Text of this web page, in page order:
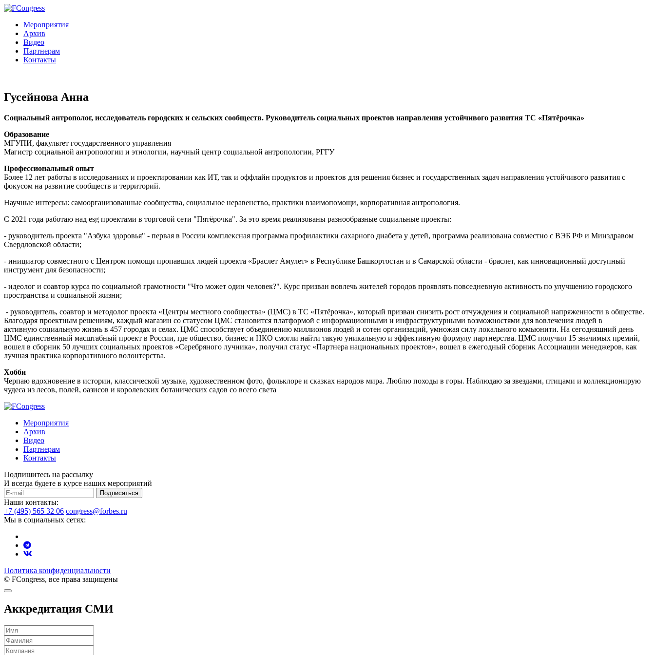
Мероприятия
Архив
Видео
Партнерам
Контакты
Гусейнова Анна
Социальный антрополог, исследователь городских и сельских сообществ. Руководитель социальных проектов направления устойчивого развития ТС «Пятёрочка»
Образование
МГУПИ, факультет государственного управления
Магистр социальной антропологии и этнологии, научный центр социальной антропологии, РГГУ
Профессиональный опыт
Более 12 лет работы в исследованиях и проектировании как ИТ, так и оффлайн продуктов и проектов для решения бизнес и государственных задач направления устойчивого развития с
фокусом на развитие сообществ и территорий.
Научные интересы: самоорганизованные сообщества, социальное неравенство, практики взаимопомощи, корпоративная антропология.
С 2021 года работаю над esg проектами в торговой сети "Пятёрочка". За это время реализованы разнообразные социальные проекты:
- руководитель проекта "Азбука здоровья" - первая в России комплексная программа профилактики сахарного диабета у детей, программа реализована совместно с ВЭБ РФ и Минздравом
Свердловской области;
- инициатор совместного с Центром помощи пропавших людей проекта «Браслет Амулет» в Республике Башкортостан и в Самарской области - браслет, как инновационный доступный
инструмент для безопасности;
- идеолог и соавтор курса по социальной грамотности "Что может один человек?". Курс призван вовлечь жителей городов проявлять повседневную активность по улучшению городского
пространства и социальной жизни;
- руководитель, соавтор и методолог проекта «Центры местного сообщества» (ЦМС) в ТС «Пятёрочка», который призван снизить рост отчуждения и социальной напряженности в обществе.
Благодаря проектным решениям, каждый магазин со статусом ЦМС становится платформой с информационными и инфраструктурными возможностями для вовлечения людей в
активную социальную жизнь в 457 городах и селах. ЦМС способствует объединению миллионов людей и сотен организаций, умножая силу локального комьюнити. На сегодняшний день
ЦМС единственный масштабный проект в России, где общество, бизнес и НКО смогли найти такую уникальную и эффективную формулу партнерства. ЦМС получил 15 значимых премий,
вошел в сборник 50 лучших социальных проектов «Серебряного лучника», получил статус «Партнера национальных проектов», вошел в ежегодный сборник Ассоциации менеджеров, как
лучшая практика корпоративного волонтерства.
Хобби
Черпаю вдохновение в истории, классической музыке, художественном фото, фольклоре и сказках народов мира. Люблю походы в горы. Наблюдаю за звездами, птицами и коллекционирую
чудеса из лесов, полей, оазисов и королевских ботанических садов со всего света
Мероприятия
Архив
Видео
Партнерам
Контакты
Подпишитесь на рассылку
И всегда будете в курсе наших мероприятий
Подписаться
Наши контакты:
+7 (495) 565 32 06 congress@forbes.ru
Мы в социальных сетях:
Политика конфиденциальности
© FCongress, все права защищены
Аккредитация СМИ